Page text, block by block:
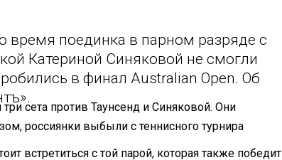
поединка в парном разряде с
Катериной Синяковой не смогли
в финал Australian Open. Об
сета против Таунсенд и Синяковой. Они
россиянки выбыли с теннисного турнира
встретиться с той парой, которая также победит